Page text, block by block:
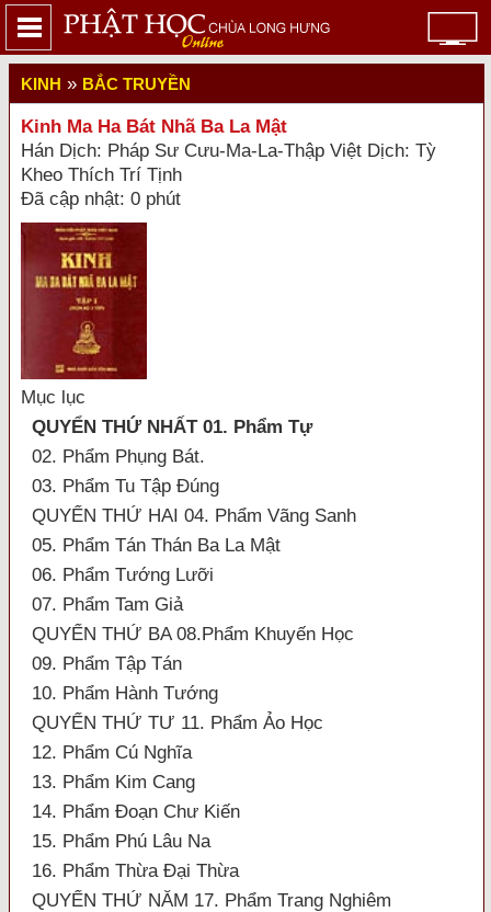
KINH » BẮC TRUYỀN
Kinh Ma Ha Bát Nhã Ba La Mật
Hán Dịch: Pháp Sư Cưu-Ma-La-Thập Việt Dịch: Tỳ
Kheo Thích Trí Tịnh
Đã cập nhật: 0 phút
Mục lục
QUYỂN THỨ NHẤT 01. Phẩm Tự
02. Phẩm Phụng Bát.
03. Phẩm Tu Tập Đúng
QUYỂN THỨ HAI 04. Phẩm Vãng Sanh
05. Phẩm Tán Thán Ba La Mật
06. Phẩm Tướng Lưỡi
07. Phẩm Tam Giả
QUYỂN THỨ BA 08.Phẩm Khuyến Học
09. Phẩm Tập Tán
10. Phẩm Hành Tướng
QUYỂN THỨ TƯ 11. Phẩm Ảo Học
12. Phẩm Cú Nghĩa
13. Phẩm Kim Cang
14. Phẩm Đoạn Chư Kiến
15. Phẩm Phú Lâu Na
16. Phẩm Thừa Đại Thừa
QUYỂN THỨ NĂM 17. Phẩm Trang Nghiêm